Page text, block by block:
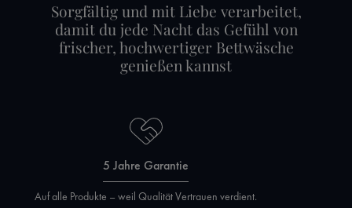
Sorgfältig und mit Liebe verarbeitet,
damit du jede Nacht das Gefühl von
frischer, hochwertiger Bettwäsche
genießen kannst
5 Jahre Garantie
Auf alle Produkte – weil Qualität Vertrauen verdient.